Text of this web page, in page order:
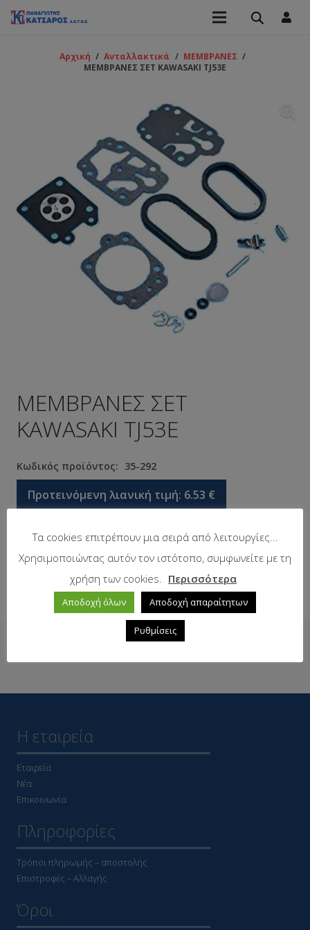
Αρχική / Ανταλλακτικά / ΜΕΜΒΡΑΝΕΣ /
ΜΕΜΒΡΑΝΕΣ ΣΕΤ KAWASAKI TJ53E
ΜΕΜΒΡΑΝΕΣ ΣΕΤ
KAWASAKI TJ53E
Κωδικός προϊόντος: 35-292
Προτεινόμενη λιανική τιμή: 6.53 €
Σε απόθεμα
Δείτε επίσης
Η εταιρεία
Εταιρεία
Νέα
Επικοινωνία
Πληροφορίες
Τρόποι πληρωμής – αποστολής
Επιστροφές – Αλλαγής
Όροι
Τα cookies επιτρέπουν μια σειρά από λειτουργίες...
Χρησιμοποιώντας αυτόν τον ιστότοπο, συμφωνείτε με τη
χρήση των cookies.
Περισσότερα
Αποδοχή όλων Αποδοχή απαραίτητων
Ρυθμίσεις